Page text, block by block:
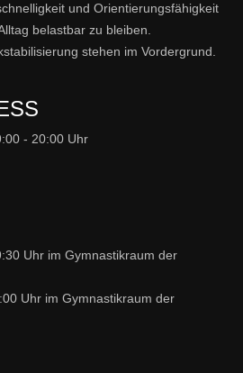
und Orientierungsfähigkeit
belastbar zu bleiben.
stehen im Vordergrund.
- 20:00 Uhr
Uhr im Gymnastikraum der
Uhr im Gymnastikraum der